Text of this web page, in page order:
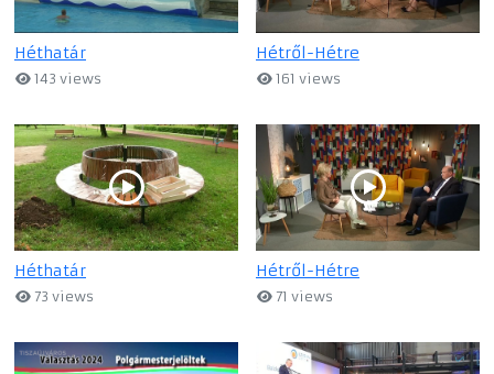
Héthatár
143 views
Hétről-Hétre
161 views
Héthatár
73 views
Hétről-Hétre
71 views